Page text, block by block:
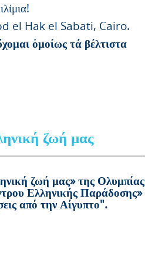
el Hak el Sabati, Cairo.
ὁμοίως τά βέλτιστα
ζωή μας
ζωή μας» της Ολυμπίας
Ελληνικής Παράδοσης»
από την Αίγυπτο".